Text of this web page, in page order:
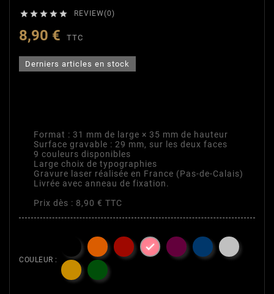
     REVIEW(0)
8,90 € TTC
Derniers articles en stock
Format : 31 mm de large × 35 mm de hauteur
Surface gravable : 29 mm, sur les deux faces
9 couleurs disponibles
Large choix de typographies
Gravure laser réalisée en France (Pas-de-Calais)
Livrée avec anneau de fixation.
Prix dès : 8,90 € TTC
COULEUR :
